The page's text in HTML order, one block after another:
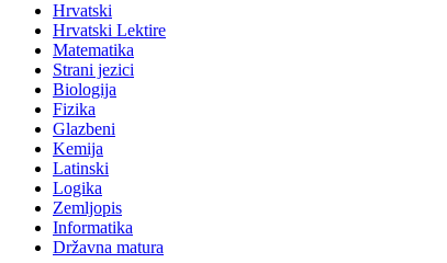
Hrvatski
Hrvatski Lektire
Matematika
Strani jezici
Biologija
Fizika
Glazbeni
Kemija
Latinski
Logika
Zemljopis
Informatika
Državna matura